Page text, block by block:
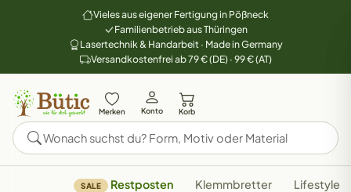
Vieles aus eigener Fertigung in Pößneck
Familienbetrieb aus Thüringen
Lasertechnik & Handarbeit · Made in Germany
Versandkostenfrei ab 79 € (DE) · 99 € (AT)
Merken Konto Korb
SALE Restposten Klemmbretter Lifestyle